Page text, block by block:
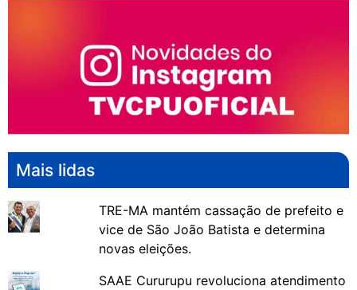
Mais lidas
TRE-MA mantém cassação de prefeito e
vice de São João Batista e determina
novas eleições.
SAAE Cururupu revoluciona atendimento